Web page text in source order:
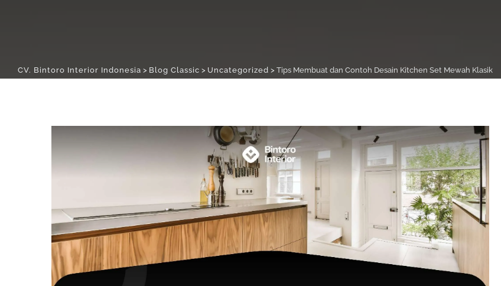
CV. Bintoro Interior Indonesia > Blog Classic > Uncategorized > Tips Membuat dan Contoh Desain Kitchen Set Mewah Klasik